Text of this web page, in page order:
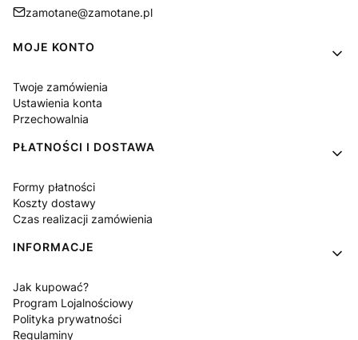
zamotane@zamotane.pl
Linki w stopce
MOJE KONTO
Twoje zamówienia
Ustawienia konta
Przechowalnia
PŁATNOŚCI I DOSTAWA
Formy płatności
Koszty dostawy
Czas realizacji zamówienia
INFORMACJE
Jak kupować?
Program Lojalnościowy
Polityka prywatności
Regulaminy